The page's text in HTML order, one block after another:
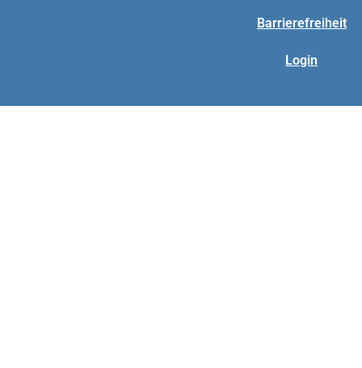
Barrierefreiheit
Login